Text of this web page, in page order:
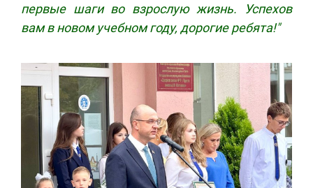
первые шаги во взрослую жизнь. Успехов
вам в новом учебном году, дорогие ребята!"